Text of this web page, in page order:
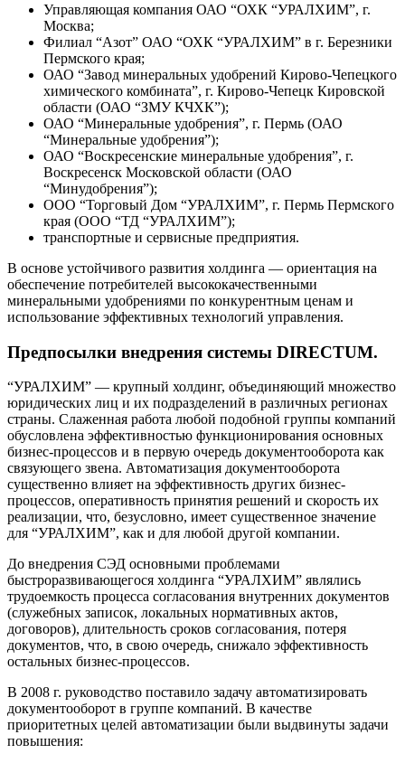
Управляющая компания ОАО “ОХК “УРАЛХИМ”, г.
Москва;
Филиал “Азот” ОАО “ОХК “УРАЛХИМ” в г. Березники
Пермского края;
ОАО “Завод минеральных удобрений Кирово-Чепецкого
химического комбината”, г. Кирово-Чепецк Кировской
области (ОАО “ЗМУ КЧХК”);
ОАО “Минеральные удобрения”, г. Пермь (ОАО
“Минеральные удобрения”);
ОАО “Воскресенские минеральные удобрения”, г.
Воскресенск Московской области (ОАО
“Минудобрения”);
ООО “Торговый Дом “УРАЛХИМ”, г. Пермь Пермского
края (ООО “ТД “УРАЛХИМ”);
транспортные и сервисные предприятия.
В основе устойчивого развития холдинга — ориентация на
обеспечение потребителей высококачественными
минеральными удобрениями по конкурентным ценам и
использование эффективных технологий управления.
Предпосылки внедрения системы DIRECTUM.
“УРАЛХИМ” — крупный холдинг, объединяющий множество
юридических лиц и их подразделений в различных регионах
страны. Слаженная работа любой подобной группы компаний
обусловлена эффективностью функционирования основных
бизнес-процессов и в первую очередь документооборота как
связующего звена. Автоматизация документооборота
существенно влияет на эффективность других бизнес-
процессов, оперативность принятия решений и скорость их
реализации, что, безусловно, имеет существенное значение
для “УРАЛХИМ”, как и для любой другой компании.
До внедрения СЭД основными проблемами
быстроразвивающегося холдинга “УРАЛХИМ” являлись
трудоемкость процесса согласования внутренних документов
(служебных записок, локальных нормативных актов,
договоров), длительность сроков согласования, потеря
документов, что, в свою очередь, снижало эффективность
остальных бизнес-процессов.
В 2008 г. руководство поставило задачу автоматизировать
документооборот в группе компаний. В качестве
приоритетных целей автоматизации были выдвинуты задачи
повышения: